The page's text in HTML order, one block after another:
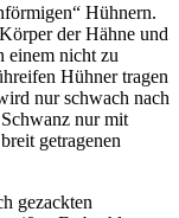
Hühnern.
der Hähne und
einem nicht zu
Hühner tragen
nur schwach nach
nur mit
getragenen
gezackten